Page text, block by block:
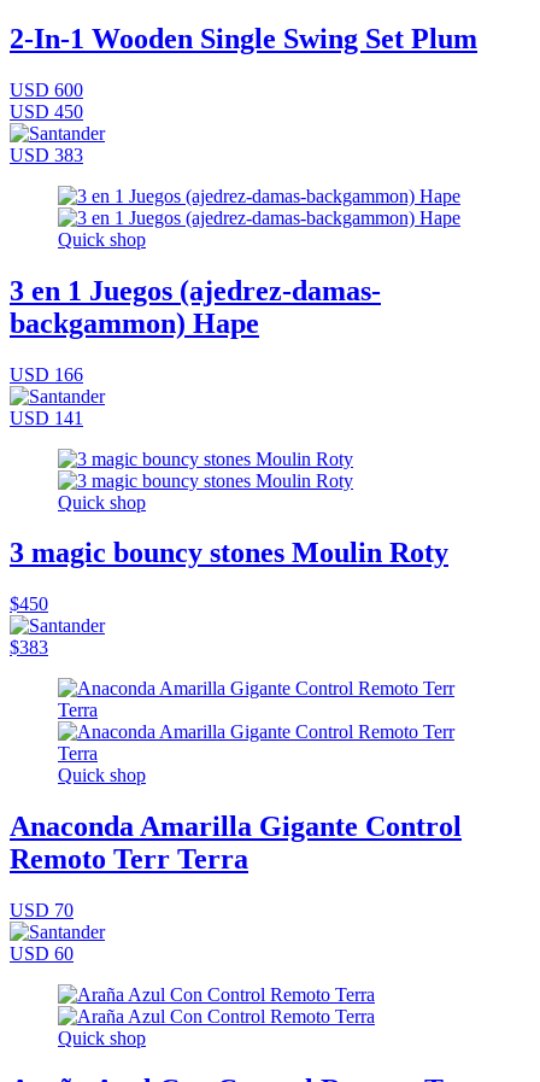
2-In-1 Wooden Single Swing Set Plum
USD 600
USD 450
USD 383
Quick shop
3 en 1 Juegos (ajedrez-damas-
backgammon) Hape
USD 166
USD 141
Quick shop
3 magic bouncy stones Moulin Roty
$450
$383
Quick shop
Anaconda Amarilla Gigante Control
Remoto Terr Terra
USD 70
USD 60
Quick shop